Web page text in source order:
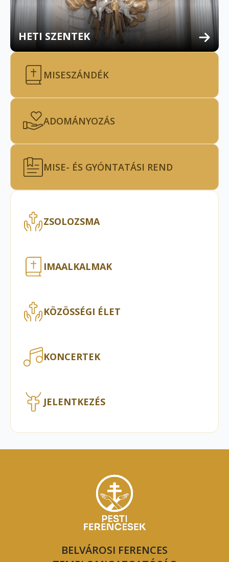
HETI SZENTEK
MISESZÁNDÉK
ADOMÁNYOZÁS
MISE- ÉS GYÓNTATÁSI REND
ZSOLOZSMA
IMAALKALMAK
KÖZÖSSÉGI ÉLET
KONCERTEK
JELENTKEZÉS
BELVÁROSI FERENCES